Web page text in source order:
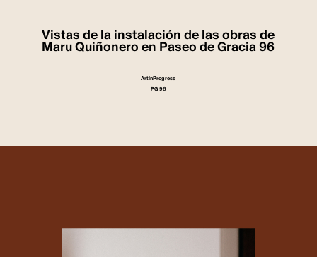
Vistas de la instalación de las obras de
Maru Quiñonero en Paseo de Gracia 96
ArtInProgress
PG 96